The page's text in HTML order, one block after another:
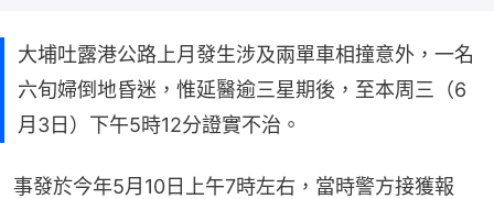
大埔吐露港公路上月發生涉及兩單車相撞意外，一名
六旬婦倒地昏迷，惟延醫逾三星期後，至本周三（6
月3日）下午5時12分證實不治。
事發於今年5月10日上午7時左右，當時警方接獲報